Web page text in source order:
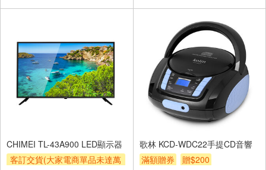
贈壁掛架
滿額贈券
CHIMEI TL-43A900 LED顯示器
客訂交貨(大家電商單品未達萬
歌林 KCD-WDC22手提CD音響
滿額贈券
贈$200